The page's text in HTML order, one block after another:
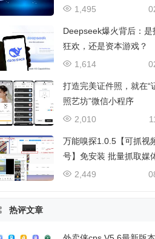
住AI创业风口？
1,495
Deepseek爆火背后：是
狂欢，还是资本游戏？
1,614
打造完美证件照，就在“
照艺坊”微信小程序
2,010
万能嗅探1.0.5【可抓视
号】免安装 批量抓取媒
件 2,449
热评文章